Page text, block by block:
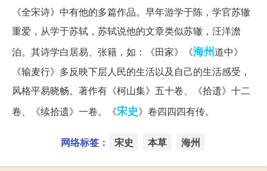
《全宋诗》中有他的多篇作品。早年游学于陈，学官苏辙
重爱，从学于苏轼，苏轼说他的文章类似苏辙，汪洋澹
泊。其诗学白居易、张籍，如：《田家》《海州道中》
《输麦行》多反映下层人民的生活以及自己的生活感受，
风格平易晓畅。著作有《柯山集》五十卷、《拾遗》十二
卷、《续拾遗》一卷。《宋史》卷四四四有传。
网络标签： 宋史 本草 海州